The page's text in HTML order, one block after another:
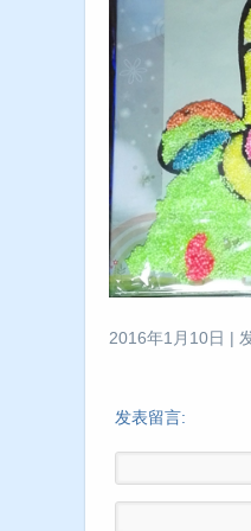
2016年1月10日 |
发表留言: